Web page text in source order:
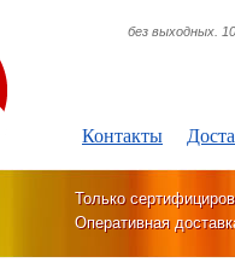
Контакты
без выходных.
Только
Оперативная